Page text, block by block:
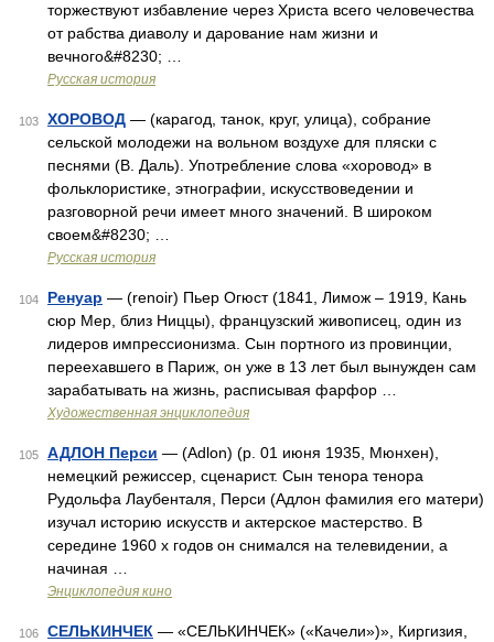
торжествуют избавление через Христа всего человечества
от рабства диаволу и дарование нам жизни и
вечного&#8230; …
Русская история
103 ХОРОВОД — (карагод, танок, круг, улица), собрание
сельской молодежи на вольном воздухе для пляски с
песнями (В. Даль). Употребление слова «хоровод» в
фольклористике, этнографии, искусствоведении и
разговорной речи имеет много значений. В широком
своем&#8230; …
Русская история
104 Ренуар — (renoir) Пьер Огюст (1841, Лимож – 1919, Кань
сюр Мер, близ Ниццы), французский живописец, один из
лидеров импрессионизма. Сын портного из провинции,
переехавшего в Париж, он уже в 13 лет был вынужден сам
зарабатывать на жизнь, расписывая фарфор …
Художественная энциклопедия
105 АДЛОН Перси — (Adlon) (р. 01 июня 1935, Мюнхен),
немецкий режиссер, сценарист. Сын тенора тенора
Рудольфа Лаубенталя, Перси (Адлон фамилия его матери)
изучал историю искусств и актерское мастерство. В
середине 1960 х годов он снимался на телевидении, а
начиная …
Энциклопедия кино
106 СЕЛЬКИНЧЕК — «СЕЛЬКИНЧЕК» («Качели»)», Киргизия,